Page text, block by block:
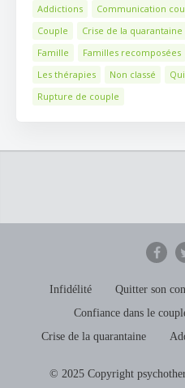
Addictions Communication
Couple
Crise de la quarantaine
Famille
Familles recomposées
Les thérapies
Non classé
Rupture de couple
Infidélité Quitter son
Confiance dans le
Crise de la quarantaine
© 2025 Copyright